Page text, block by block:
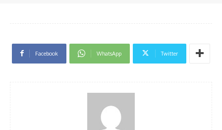
Facebook WhatsApp Twitter